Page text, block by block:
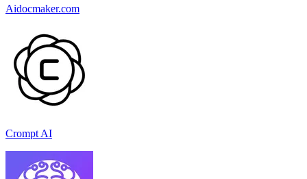
Aidocmaker.com
Crompt AI